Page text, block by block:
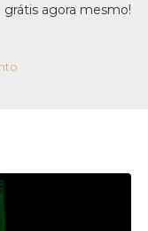
agora mesmo!